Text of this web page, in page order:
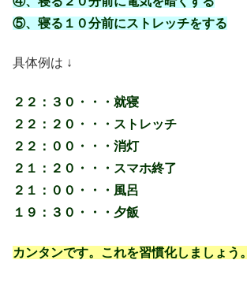
⑤、寝る１０分前にストレッチをする
具体例は ↓
２２：３０・・・就寝
２２：２０・・・ストレッチ
２２：００・・・消灯
２１：２０・・・スマホ終了
２１：００・・・風呂
１９：３０・・・夕飯
カンタンです。これを習慣化しましょう。